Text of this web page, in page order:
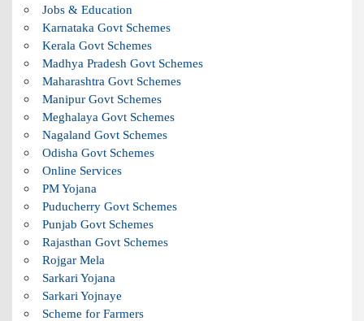
Jobs & Education
Karnataka Govt Schemes
Kerala Govt Schemes
Madhya Pradesh Govt Schemes
Maharashtra Govt Schemes
Manipur Govt Schemes
Meghalaya Govt Schemes
Nagaland Govt Schemes
Odisha Govt Schemes
Online Services
PM Yojana
Puducherry Govt Schemes
Punjab Govt Schemes
Rajasthan Govt Schemes
Rojgar Mela
Sarkari Yojana
Sarkari Yojnaye
Scheme for Farmers